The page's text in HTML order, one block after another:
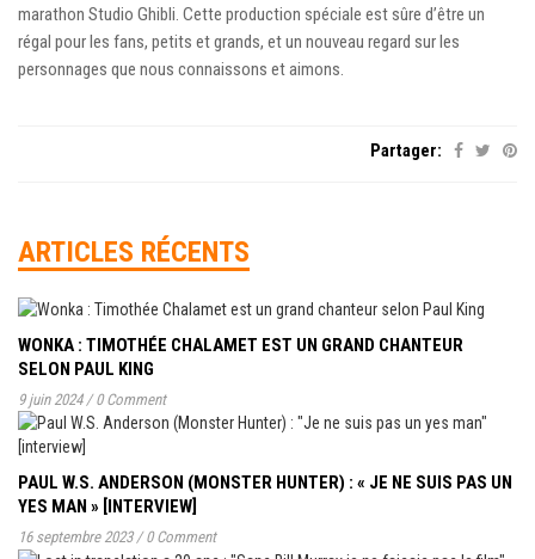
marathon Studio Ghibli. Cette production spéciale est sûre d’être un
régal pour les fans, petits et grands, et un nouveau regard sur les
personnages que nous connaissons et aimons.
Partager:
ARTICLES RÉCENTS
WONKA : TIMOTHÉE CHALAMET EST UN GRAND CHANTEUR
SELON PAUL KING
9 juin 2024 / 0 Comment
PAUL W.S. ANDERSON (MONSTER HUNTER) : « JE NE SUIS PAS UN
YES MAN » [INTERVIEW]
16 septembre 2023 / 0 Comment